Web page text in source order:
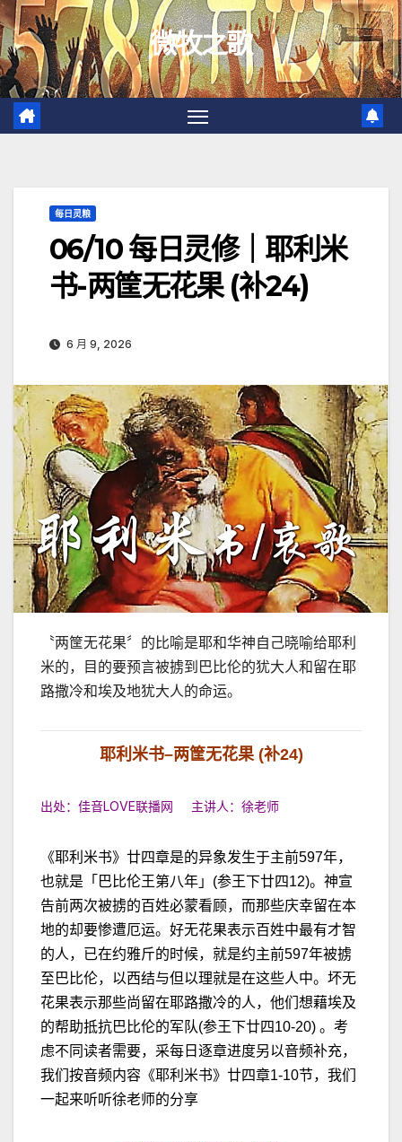
跳
至
内
容
微牧之歌
每日灵粮
06/10 每日灵修｜耶利米
书-两筐无花果 (补24)
6 月 9, 2026
〝两筐无花果〞的比喻是耶和华神自己晓喻给耶利
米的，目的要预言被掳到巴比伦的犹大人和留在耶
路撒冷和埃及地犹大人的命运。
耶利米书–两筐无花果(补24)
出处：佳音LOVE联播网 主讲人：徐老师
《耶利米书》廿四章是的异象发生于主前597年，
也就是「巴比伦王第八年」(参王下廿四12)。神宣
告前两次被掳的百姓必蒙看顾，而那些庆幸留在本
地的却要惨遭厄运。好无花果表示百姓中最有才智
的人，已在约雅斤的时候，就是约主前597年被掳
至巴比伦，以西结与但以理就是在这些人中。坏无
花果表示那些尚留在耶路撒冷的人，他们想藉埃及
的帮助抵抗巴比伦的军队(参王下廿四10-20) 。考
虑不同读者需要，采每日逐章进度另以音频补充，
我们按音频内容《耶利米书》廿四章1-10节，我们
一起来听听徐老师的分享